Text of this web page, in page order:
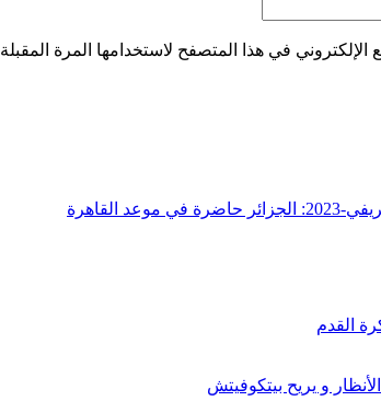
الإلكتروني في هذا المتصفح لاستخدامها المرة
القاهرة
و يريح بيتكوفيتش